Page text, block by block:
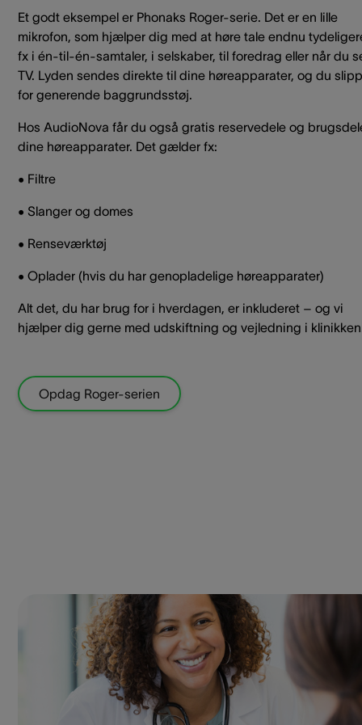
Et godt eksempel er Phonaks Roger-serie. Det er en lille
mikrofon, som hjælper dig med at høre tale endnu
fx i én-til-én-samtaler, i selskaber, til foredrag eller når du
TV. Lyden sendes direkte til dine høreapparater, og du
for generende baggrundsstøj.
Hos AudioNova får du også gratis reservedele og
dine høreapparater. Det gælder fx:
• Filtre
• Slanger og domes
• Renseværktøj
• Oplader (hvis du har genopladelige høreapparater)
Alt det, du har brug for i hverdagen, er inkluderet – og vi
hjælper dig gerne med udskiftning og vejledning i
Opdag Roger-serien